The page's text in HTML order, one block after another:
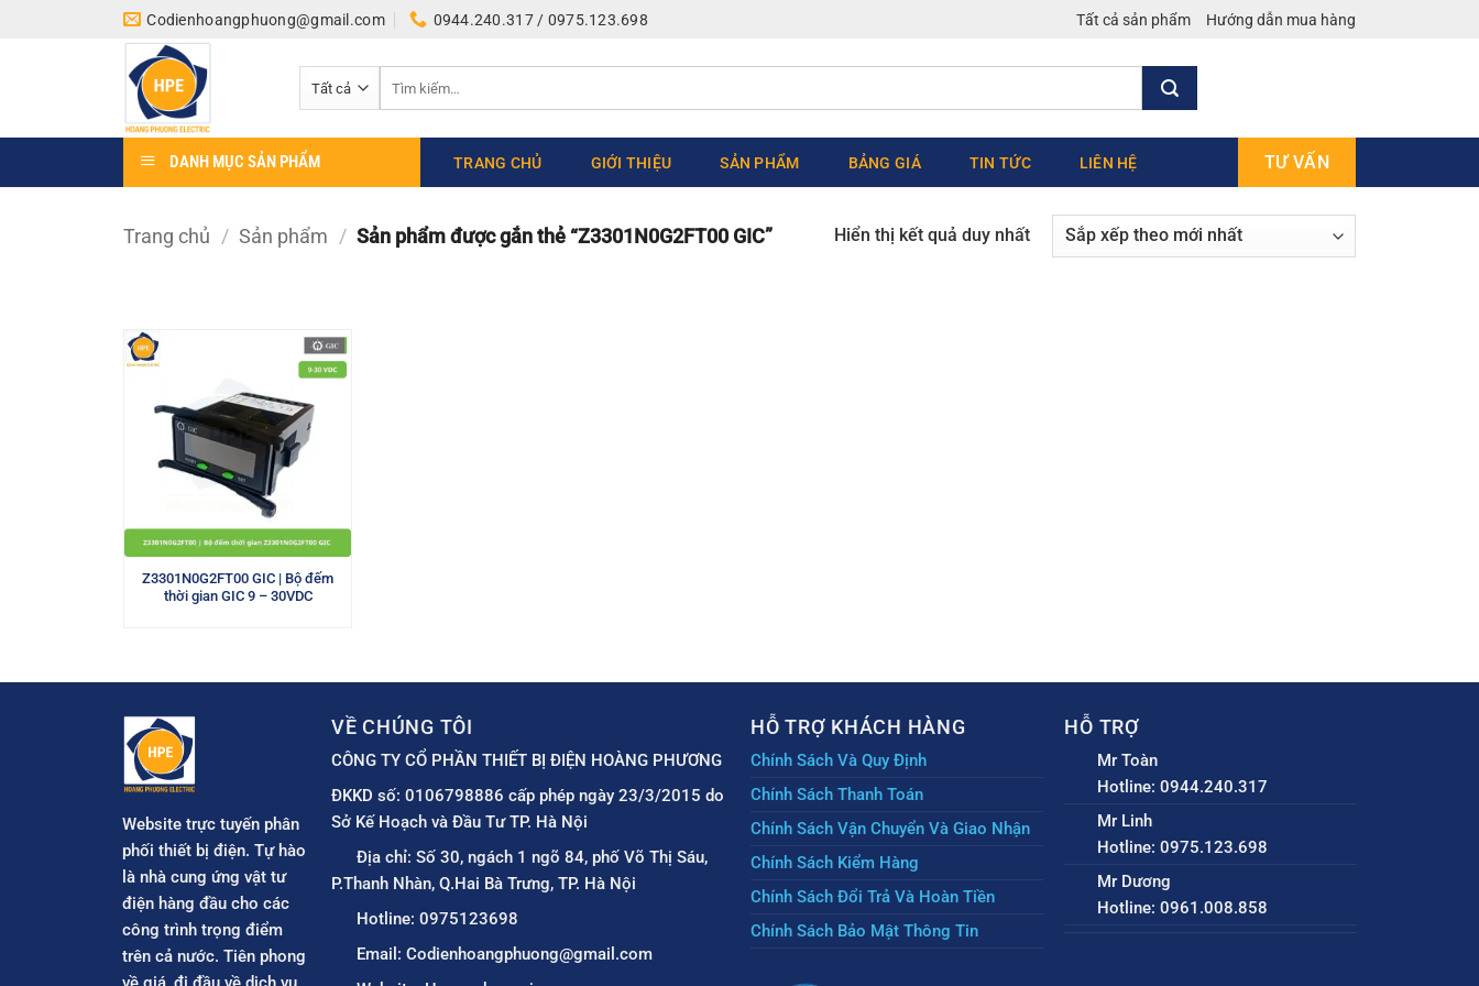
Codienhoangphuong@gmail.com 0944.240.317 / 0975.123.698 Tất cả sản phẩm Hướng dẫn mua hàng
kiếm:
DANH MỤC SẢN PHẨM TRANG CHỦ GIỚI THIỆU SẢN PHẨM BẢNG GIÁ TIN TỨC LIÊN HỆ TƯ VẤN
Trang chủ / Sản phẩm / Sản phẩm được gắn thẻ “Z3301N0G2FT00 GIC” Hiển thị kết quả duy nhất
Z3301N0G2FT00 GIC | Bộ đếm
thời gian GIC 9 – 30VDC
Website trực tuyến phân
phối thiết bị điện. Tự hào
là nhà cung ứng vật tư
điện hàng đầu cho các
công trình trọng điểm
trên cả nước. Tiên phong
VỀ CHÚNG TÔI
CÔNG TY CỔ PHẦN THIẾT BỊ ĐIỆN HOÀNG PHƯƠNG
ĐKKD số: 0106798886 cấp phép ngày 23/3/2015 do
Sở Kế Hoạch và Đầu Tư TP. Hà Nội
Địa chỉ: Số 30, ngách 1 ngõ 84, phố Võ Thị Sáu,
P.Thanh Nhàn, Q.Hai Bà Trưng, TP. Hà Nội
Hotline: 0975123698
Email: Codienhoangphuong@gmail.com
HỖ TRỢ KHÁCH HÀNG
Chính Sách Và Quy Định
Chính Sách Thanh Toán
Chính Sách Vận Chuyển Và Giao Nhận
Chính Sách Kiểm Hàng
Chính Sách Đổi Trả Và Hoàn Tiền
Chính Sách Bảo Mật Thông Tin
HỖ TRỢ
Mr Toàn
Hotline: 0944.240.317
Mr Linh
Hotline: 0975.123.698
Mr Dương
Hotline: 0961.008.858